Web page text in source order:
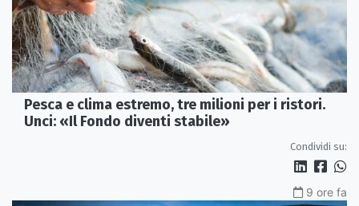
Pesca e clima estremo, tre milioni per i ristori.
Unci: «Il Fondo diventi stabile»
Condividi su:
9 ore fa